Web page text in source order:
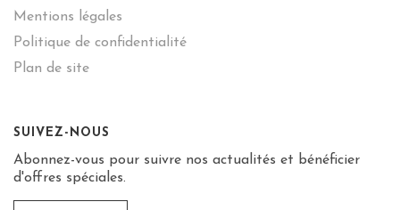
Mentions légales
Politique de confidentialité
Plan de site
SUIVEZ-NOUS
Abonnez-vous pour suivre nos actualités et bénéficier
d'offres spéciales.